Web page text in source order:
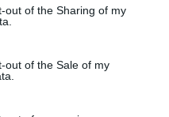
visit or usage behaviour. You
to Google and its third-party
below specified purposes in
out of the Sharing of my
out of the Sale of my